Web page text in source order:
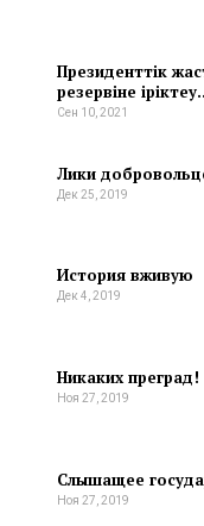
Президенттік
резервіне
Сен 10, 2021
Лики
Дек 25, 2019
История вживую
Дек 4, 2019
Никаких преград!
Ноя 27, 2019
Слышащее
Ноя 27, 2019